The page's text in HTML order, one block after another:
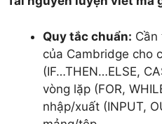
Quy tắc chuẩn: Cần
của Cambridge cho
(IF…THEN…ELSE,
vòng lặp (FOR,
nhập/xuất (INPUT,